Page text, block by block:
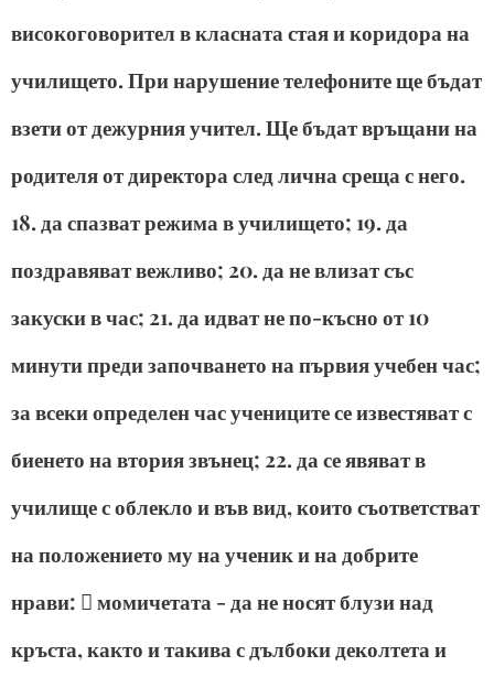
високоговорител в класната стая и коридора на
училището. При нарушение телефоните ще бъдат
взети от дежурния учител. Ще бъдат връщани на
родителя от директора след лична среща с него.
18. да спазват режима в училището; 19. да
поздравяват вежливо; 20. да не влизат със
закуски в час; 21. да идват не по-късно от 10
минути преди започването на първия учебен час;
за всеки определен час учениците се известяват с
биенето на втория звънец; 22. да се явяват в
училище с облекло и във вид, които съответстват
на положението му на ученик и на добрите
нрави:  момичетата - да не носят блузи над
кръста, както и такива с дълбоки деколтета и